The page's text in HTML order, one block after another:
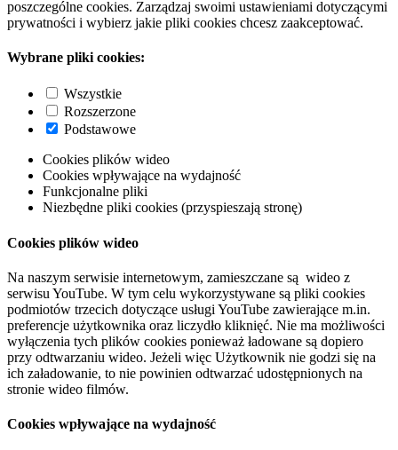
poszczególne cookies. Zarządzaj swoimi ustawieniami dotyczącymi
prywatności i wybierz jakie pliki cookies chcesz zaakceptować.
Wybrane pliki cookies:
Wszystkie
Rozszerzone
Podstawowe
Cookies plików wideo
Cookies wpływające na wydajność
Funkcjonalne pliki
Niezbędne pliki cookies (przyspieszają stronę)
Cookies plików wideo
Na naszym serwisie internetowym, zamieszczane są wideo z
serwisu YouTube. W tym celu wykorzystywane są pliki cookies
podmiotów trzecich dotyczące usługi YouTube zawierające m.in.
preferencje użytkownika oraz liczydło kliknięć. Nie ma możliwości
wyłączenia tych plików cookies ponieważ ładowane są dopiero
przy odtwarzaniu wideo. Jeżeli więc Użytkownik nie godzi się na
ich załadowanie, to nie powinien odtwarzać udostępnionych na
stronie wideo filmów.
Cookies wpływające na wydajność